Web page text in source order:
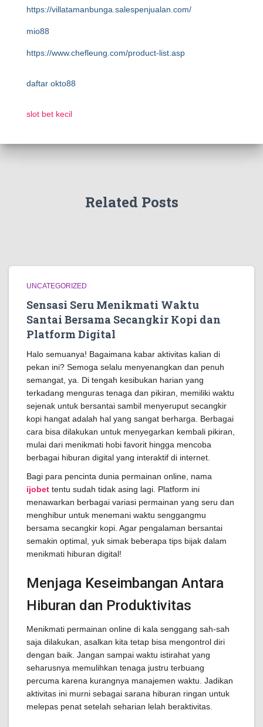
https://villatamanbunga.salespenjualan.com/
mio88
https://www.chefleung.com/product-list.asp
daftar okto88
slot bet kecil
Related Posts
UNCATEGORIZED
Sensasi Seru Menikmati Waktu
Santai Bersama Secangkir Kopi dan
Platform Digital
Halo semuanya! Bagaimana kabar aktivitas kalian di
pekan ini? Semoga selalu menyenangkan dan penuh
semangat, ya. Di tengah kesibukan harian yang
terkadang menguras tenaga dan pikiran, memiliki waktu
sejenak untuk bersantai sambil menyeruput secangkir
kopi hangat adalah hal yang sangat berharga. Berbagai
cara bisa dilakukan untuk menyegarkan kembali pikiran,
mulai dari menikmati hobi favorit hingga mencoba
berbagai hiburan digital yang interaktif di internet.
Bagi para pencinta dunia permainan online, nama
ijobet tentu sudah tidak asing lagi. Platform ini
menawarkan berbagai variasi permainan yang seru dan
menghibur untuk menemani waktu senggangmu
bersama secangkir kopi. Agar pengalaman bersantai
semakin optimal, yuk simak beberapa tips bijak dalam
menikmati hiburan digital!
Menjaga Keseimbangan Antara
Hiburan dan Produktivitas
Menikmati permainan online di kala senggang sah-sah
saja dilakukan, asalkan kita tetap bisa mengontrol diri
dengan baik. Jangan sampai waktu istirahat yang
seharusnya memulihkan tenaga justru terbuang
percuma karena kurangnya manajemen waktu. Jadikan
aktivitas ini murni sebagai sarana hiburan ringan untuk
melepas penat setelah seharian lelah beraktivitas.